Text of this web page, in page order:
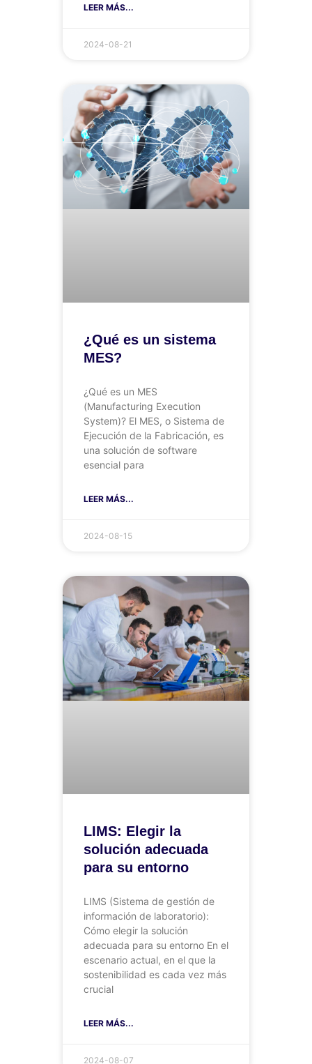
LEER MÁS...
2024-08-21
¿Qué es un sistema
MES?
¿Qué es un MES
(Manufacturing Execution
System)? El MES, o Sistema de
Ejecución de la Fabricación, es
una solución de software
esencial para
LEER MÁS...
2024-08-15
LIMS: Elegir la
solución adecuada
para su entorno
LIMS (Sistema de gestión de
información de laboratorio):
Cómo elegir la solución
adecuada para su entorno En el
escenario actual, en el que la
sostenibilidad es cada vez más
crucial
LEER MÁS...
2024-08-07